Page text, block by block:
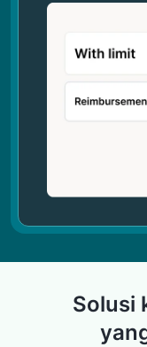
Solusi